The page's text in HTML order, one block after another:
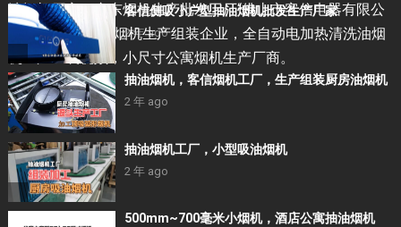
油烟机厂家，广东烟机生产批发工厂“佛山市客信电器有限公
司”侧吸式大吸力烟机生产组装企业，全自动电加热清洗油烟
机生产组装视频，小尺寸公寓烟机生产厂商。
客信侧吸小户型抽油烟机批发生产厂家
2 年 ago
抽油烟机，客信烟机工厂，生产组装厨房油烟机
2 年 ago
抽油烟机工厂，小型吸油烟机
2 年 ago
500mm~700毫米小烟机，酒店公寓抽油烟机